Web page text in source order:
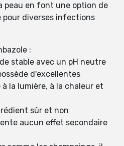
peau en font une option de
diverses infections
:
stable avec un pH neutre
d'excellentes
la lumière, à la chaleur et
sûr et non
aucun effet secondaire